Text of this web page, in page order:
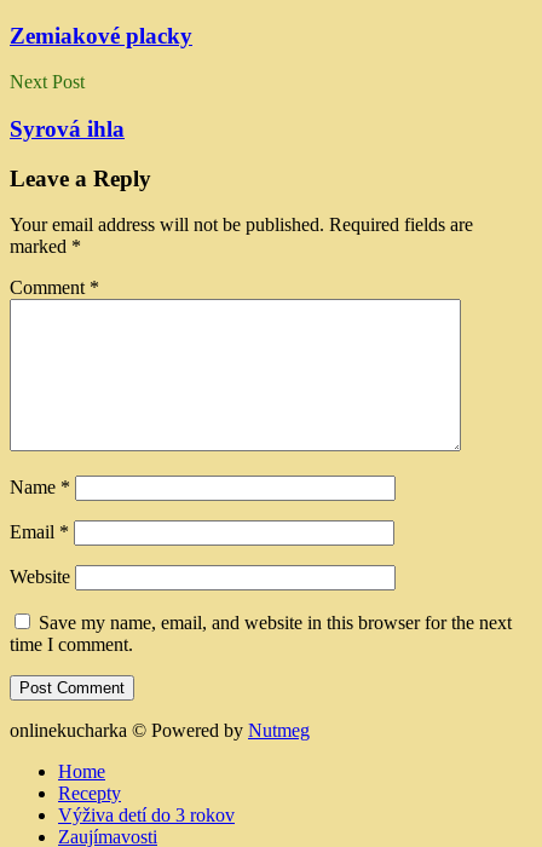
Zemiakové placky
Next Post
Syrová ihla
Leave a Reply
Your email address will not be published. Required fields are
marked *
Comment *
Name *
Email *
Website
Save my name, email, and website in this browser for the next
time I comment.
onlinekucharka © Powered by Nutmeg
Home
Recepty
Výživa detí do 3 rokov
Zaujímavosti